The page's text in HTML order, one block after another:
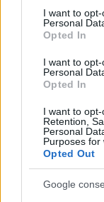
consent section.
I want to
Personal
Opted In
I want to
Personal
Opted In
I want to opt-
Retention,
Personal
Purposes for
Opted Out
Google
Condividi
F
a
ce
b
o
o
k
T
w
it
te
r
NOTIZIE RECENTI